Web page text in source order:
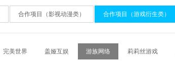
合作项目（影视动漫类） 合作项目（游戏衍生类）
完美世界 盖娅互娱 游族网络 莉莉丝游戏